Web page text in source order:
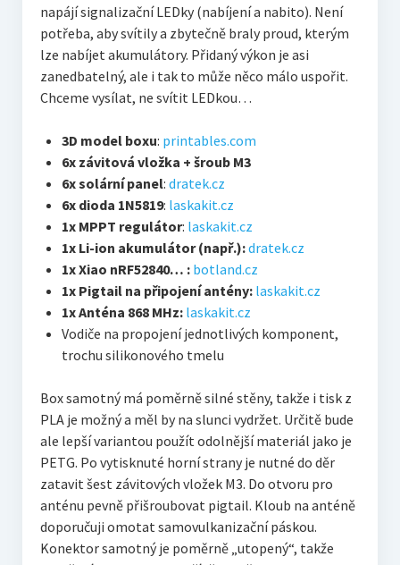
napájí signalizační LEDky (nabíjení a nabito). Není
potřeba, aby svítily a zbytečně braly proud, kterým
lze nabíjet akumulátory. Přidaný výkon je asi
zanedbatelný, ale i tak to může něco málo uspořit.
Chceme vysílat, ne svítit LEDkou…
3D model boxu: printables.com
6x závitová vložka + šroub M3
6x solární panel: dratek.cz
6x dioda 1N5819: laskakit.cz
1x MPPT regulátor: laskakit.cz
1x Li-ion akumulátor (např.):dratek.cz
1x Xiao nRF52840… : botland.cz
1x Pigtail na připojení antény: laskakit.cz
1x Anténa 868 MHz: laskakit.cz
Vodiče na propojení jednotlivých komponent,
trochu silikonového tmelu
Box samotný má poměrně silné stěny, takže i tisk z
PLA je možný a měl by na slunci vydržet. Určitě bude
ale lepší variantou použít odolnější materiál jako je
PETG. Po vytisknuté horní strany je nutné do děr
zatavit šest závitových vložek M3. Do otvoru pro
anténu pevně přišroubovat pigtail. Kloub na anténě
doporučuji omotat samovulkanizační páskou.
Konektor samotný je poměrně „utopený“, takže